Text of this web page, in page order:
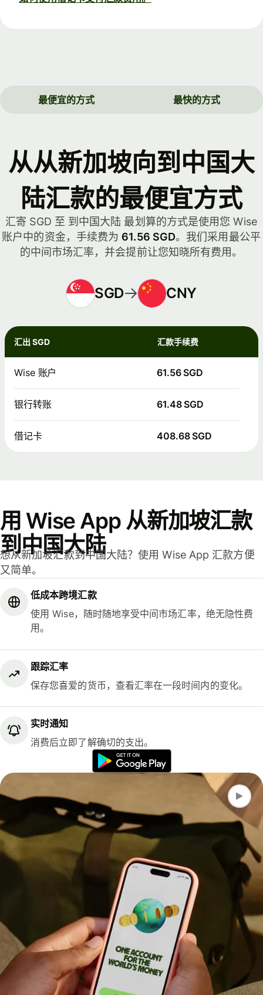
最便宜的方式 最快的方式
从从新加坡向到中国大
陆汇款的最便宜方式
汇寄 SGD 至 到中国大陆 最划算的方式是使用您 Wise
账户中的资金，手续费为 61.56 SGD。我们采用最公平
的中间市场汇率，并会提前让您知晓所有费用。
SGD CNY
汇出 SGD 汇款手续费
Wise 账户 61.56 SGD
银行转账 61.48 SGD
借记卡 408.68 SGD
用 Wise App 从新加坡汇款
到中国大陆
想从新加坡汇款到中国大陆？使用 Wise App 汇款方便
又简单。
低成本跨境汇款
使用 Wise，随时随地享受中间市场汇率，绝无隐性费
用。
跟踪汇率
保存您喜爱的货币，查看汇率在一段时间内的变化。
实时通知
消费后立即了解确切的支出。